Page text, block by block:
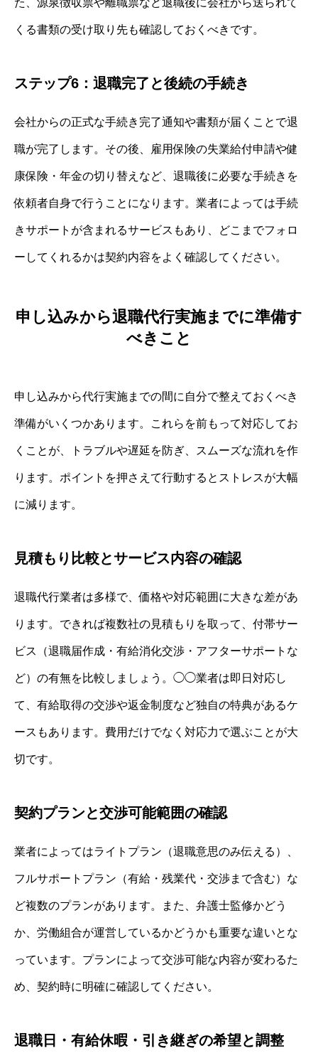
くる書類の受け取り先も確認しておくべきです。
ステップ6：退職完了と後続の手続き
会社からの正式な手続き完了通知や書類が届くことで退
職が完了します。その後、雇用保険の失業給付申請や健
康保険・年金の切り替えなど、退職後に必要な手続きを
依頼者自身で行うことになります。業者によっては手続
きサポートが含まれるサービスもあり、どこまでフォロ
ーしてくれるかは契約内容をよく確認してください。
申し込みから退職代行実施までに準備す
べきこと
申し込みから代行実施までの間に自分で整えておくべき
準備がいくつかあります。これらを前もって対応してお
くことが、トラブルや遅延を防ぎ、スムーズな流れを作
ります。ポイントを押さえて行動するとストレスが大幅
に減ります。
見積もり比較とサービス内容の確認
退職代行業者は多様で、価格や対応範囲に大きな差があ
ります。できれば複数社の見積もりを取って、付帯サー
ビス（退職届作成・有給消化交渉・アフターサポートな
ど）の有無を比較しましょう。◯◯業者は即日対応し
て、有給取得の交渉や返金制度など独自の特典があるケ
ースもあります。費用だけでなく対応力で選ぶことが大
切です。
契約プランと交渉可能範囲の確認
業者によってはライトプラン（退職意思のみ伝える）、
フルサポートプラン（有給・残業代・交渉まで含む）な
ど複数のプランがあります。また、弁護士監修かどう
か、労働組合が運営しているかどうかも重要な違いとな
っています。プランによって交渉可能な内容が変わるた
め、契約時に明確に確認してください。
退職日・有給休暇・引き継ぎの希望と調整